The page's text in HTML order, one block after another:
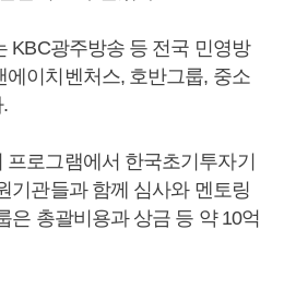
KBC광주방송 등 전국 민영방
이치벤처스, 호반그룹, 중소
프로그램에서 한국초기투자기
기관들과 함께 심사와 멘토링
은 총괄비용과 상금 등 약 10억